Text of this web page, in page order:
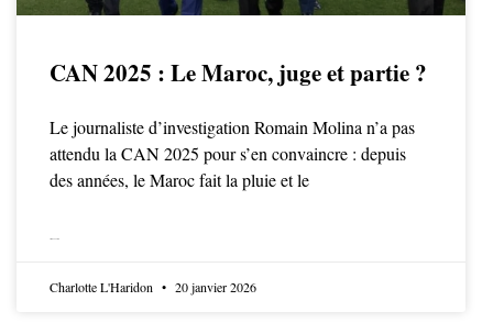
CAN 2025 : Le Maroc, juge et partie ?
Le journaliste d’investigation Romain Molina n’a pas
attendu la CAN 2025 pour s’en convaincre : depuis
des années, le Maroc fait la pluie et le
Charlotte L'Haridon 20 janvier 2026